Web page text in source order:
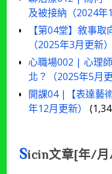
及被接納（2024年
【第04堂】敘事
（2025年3月更新）
心職場002 | 心理
北？（2025年5月更
開課04 |【表達藝
年12月更新）
Sicin文章[年/